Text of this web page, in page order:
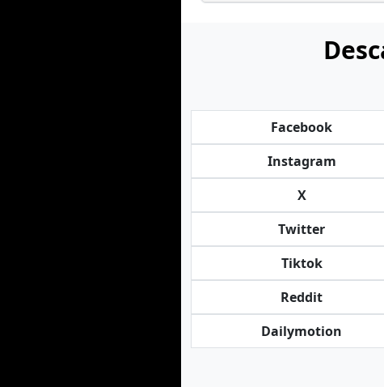
Facebook
Instagram
X
Twitter
Tiktok
Reddit
Dailymotion